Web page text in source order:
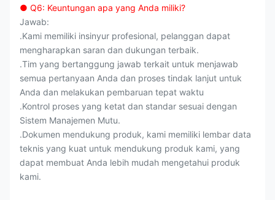
● Q6: Keuntungan apa yang Anda miliki?
Jawab:
.Kami memiliki insinyur profesional, pelanggan dapat
mengharapkan saran dan dukungan terbaik.
.Tim yang bertanggung jawab terkait untuk menjawab
semua pertanyaan Anda dan proses tindak lanjut untuk
Anda dan melakukan pembaruan tepat waktu
.Kontrol proses yang ketat dan standar sesuai dengan
Sistem Manajemen Mutu.
.Dokumen mendukung produk, kami memiliki lembar data
teknis yang kuat untuk mendukung produk kami, yang
dapat membuat Anda lebih mudah mengetahui produk
kami.